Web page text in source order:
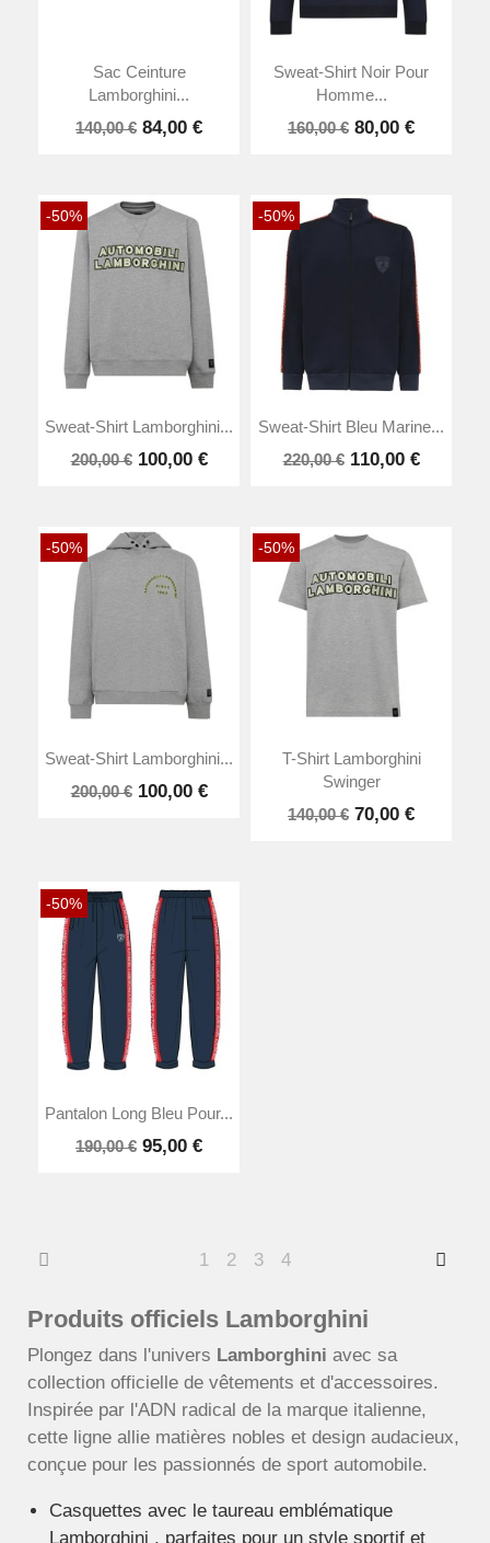
Sac Ceinture
Lamborghini...
140,00 € 84,00 €
Sweat-Shirt Noir Pour
Homme...
160,00 € 80,00 €
-50%
Sweat-Shirt Lamborghini...
200,00 € 100,00 €
-50%
Sweat-Shirt Bleu Marine...
220,00 € 110,00 €
-50%
Sweat-Shirt Lamborghini...
200,00 € 100,00 €
-50%
T-Shirt Lamborghini
Swinger
140,00 € 70,00 €
-50%
Pantalon Long Bleu Pour...
190,00 € 95,00 €
1 2 3 4
Produits officiels Lamborghini
Plongez dans l'univers Lamborghini avec sa
collection officielle de vêtements et d'accessoires.
Inspirée par l'ADN radical de la marque italienne,
cette ligne allie matières nobles et design audacieux,
conçue pour les passionnés de sport automobile.
Casquettes avec le taureau emblématique
Lamborghini , parfaites pour un style sportif et